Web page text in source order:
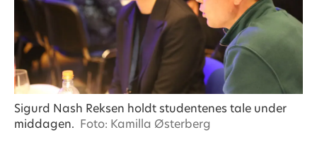
Sigurd Nash Reksen holdt studentenes tale under
middagen. Foto: Kamilla Østerberg